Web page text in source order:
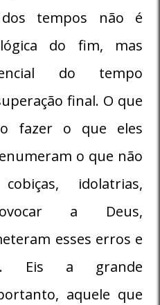
tempos não é
do fim, mas
do tempo
final. O que
fazer o que eles
o que não
idolatrias,
a Deus,
esses erros e
Eis a grande
aquele que